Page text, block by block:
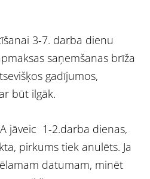
3-7. darba dienu
saņemšanas brīža
gadījumos,
būt ilgāk.
jāveic 1-2.darba dienas,
pirkums tiek anulēts. Ja
datumam, minēt